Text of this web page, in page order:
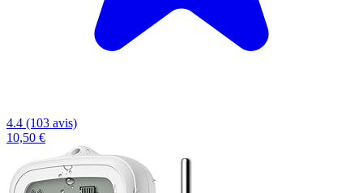
4.4 (103 avis)
10,50 €